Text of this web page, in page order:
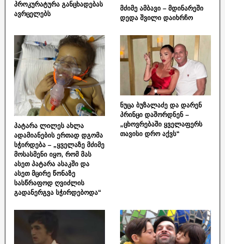
პროკურატურა განცხადებას
ავრცელებს
მძიმე ამბავი – მდინარეში
დედა შვილი დაიხრჩო
პატარა ლილეს ახლა
ადამიანების ერთად დგომა
სჭირდება – „ყველაზე მძიმე
მოსასმენი იყო, რომ მას
ასეთ პატარა ასაკში და
ასეთ მცირე წონაზე
სასწრაფოდ ღვიძლის
გადანერგვა სჭირდებოდა“
ნუცა ბუზალაძე და დარენ
პრინცი დაშორდნენ –
„ცხოვრებაში ყველაფერს
თავისი დრო აქვს“